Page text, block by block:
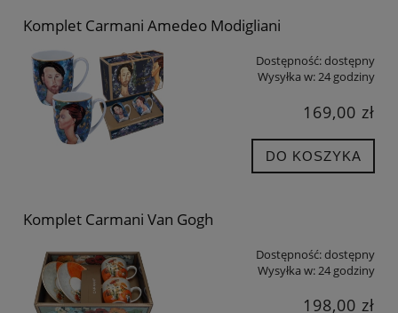
Komplet Carmani Amedeo Modigliani
Dostępność:dostępny
Wysyłka w:24 godziny
169,00 zł
DO KOSZYKA
Komplet Carmani Van Gogh
Dostępność:dostępny
Wysyłka w: 24 godziny
198,00 zł